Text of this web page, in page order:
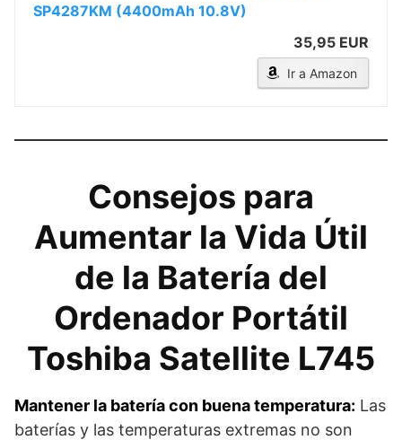
SP4287KM (4400mAh 10.8V)
35,95 EUR
Ir a Amazon
Consejos para
Aumentar la Vida Útil
de la Batería del
Ordenador Portátil
Toshiba Satellite L745
Mantener la batería con buena temperatura: Las
baterías y las temperaturas extremas no son